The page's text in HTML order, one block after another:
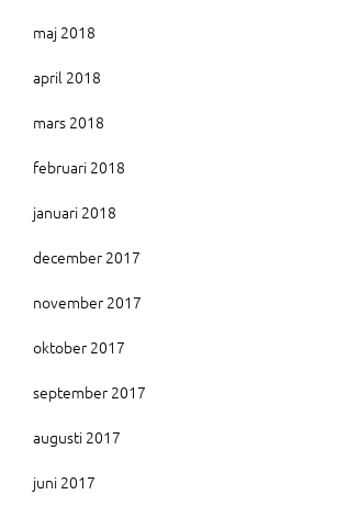
maj 2018
april 2018
mars 2018
februari 2018
januari 2018
december 2017
november 2017
oktober 2017
september 2017
augusti 2017
juni 2017